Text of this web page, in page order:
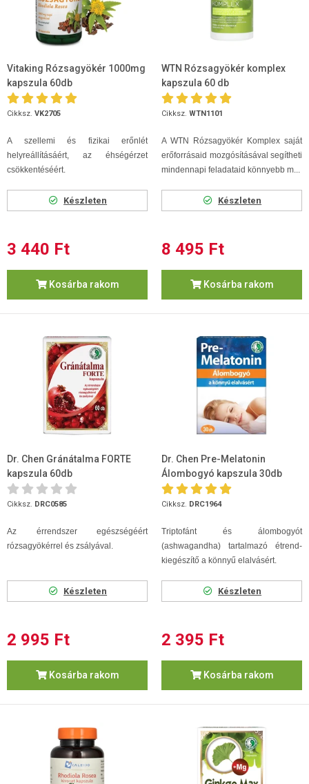
Vitaking Rózsagyökér 1000mg
kapszula 60db
Cikksz. VK2705
A szellemi és fizikai erőnlét
helyreállításáért, az éhségérzet
csökkentéséért.
Készleten
3 440 Ft
Kosárba rakom
WTN Rózsagyökér komplex
kapszula 60 db
Cikksz. WTN1101
A WTN Rózsagyökér Komplex saját
erőforrásaid mozgósításával segítheti
mindennapi feladataid könnyebb m...
Készleten
8 495 Ft
Kosárba rakom
Dr. Chen Gránátalma FORTE
kapszula 60db
Cikksz. DRC0585
Az érrendszer egészségéért
rózsagyökérrel és zsályával.
Készleten
2 995 Ft
Kosárba rakom
Dr. Chen Pre-Melatonin
Álombogyó kapszula 30db
Cikksz. DRC1964
Triptofánt és álombogyót
(ashwagandha) tartalmazó étrend-
kiegészítő a könnyű elalvásért.
Készleten
2 395 Ft
Kosárba rakom